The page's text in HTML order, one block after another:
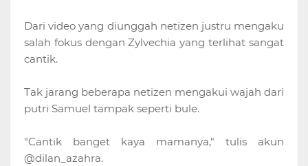
Dari video yang diunggah netizen justru mengaku
salah fokus dengan Zylvechia yang terlihat sangat
cantik.
Tak jarang beberapa netizen mengakui wajah dari
putri Samuel tampak seperti bule.
"Cantik banget kaya mamanya," tulis akun
@dilan_azahra.